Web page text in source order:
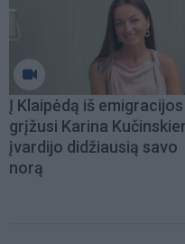
Į Klaipėdą iš emigracijos
grįžusi Karina
įvardijo didžiausią savo
norą